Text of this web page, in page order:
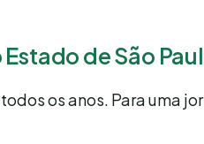
de São
os anos. Para uma